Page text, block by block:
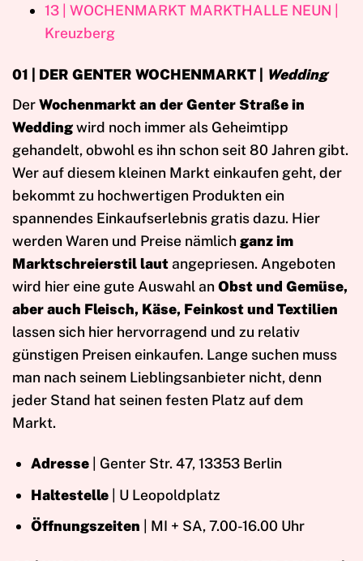
13 | WOCHENMARKT MARKTHALLE NEUN |
Kreuzberg
01 | DER GENTER WOCHENMARKT | Wedding
DerWochenmarkt an der Genter Straße in
Weddingwird noch immer als Geheimtipp
gehandelt, obwohl es ihn schon seit 80 Jahren gibt.
Wer auf diesem kleinen Markt einkaufen geht, der
bekommt zu hochwertigen Produkten ein
spannendes Einkaufserlebnis gratis dazu. Hier
werden Waren und Preise nämlich ganz im
Marktschreierstil lautangepriesen. Angeboten
wird hier eine gute Auswahl anObst und Gemüse,
aber auch Fleisch, Käse, Feinkost und Textilien
lassen sich hier hervorragend und zu relativ
günstigen Preisen einkaufen. Lange suchen muss
man nach seinem Lieblingsanbieter nicht, denn
jeder Stand hat seinen festen Platz auf dem
Markt.
Adresse| Genter Str. 47, 13353 Berlin
Haltestelle| U Leopoldplatz
Öffnungszeiten | MI + SA, 7.00-16.00 Uhr